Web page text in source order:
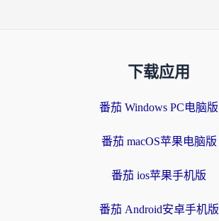
下载应用
番茄 Windows PC电脑版
番茄 macOS苹果电脑版
番茄 ios苹果手机版
番茄 Android安卓手机版